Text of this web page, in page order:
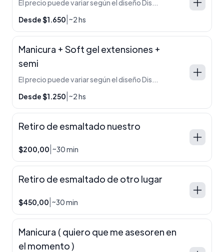
Desde $1.650 ~2 hs
Manicura + Soft gel extensiones +
semi
Desde $1.250 ~2 hs
Retiro de esmaltado nuestro
$200,00 ~30 min
Retiro de esmaltado de otro lugar
$450,00 ~30 min
Manicura ( quiero que me asesoren en
el momento )